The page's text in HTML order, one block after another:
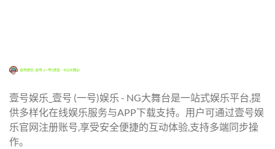
壹号娱乐_壹号 (一号)娱乐 - NG大舞台是一站式娱乐平台,提
供多样化在线娱乐服务与APP下载支持。用户可通过壹号娱
乐官网注册账号,享受安全便捷的互动体验,支持多端同步操
作。